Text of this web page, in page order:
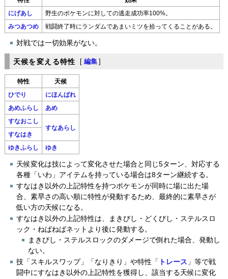
にげあし 野生のポケモンに対しての逃走成功率100%。
みつあつめ 戦闘終了時にランダムであまいミツを拾ってくることがある。
対戦では一切効果がない。
天候を変える特性 [ 編集 ]
特性 天候
ひでり にほんばれ
あめふらし あめ
すなおこし
すなあらし
すなはき
ゆきふらし ゆき
天候変化は技によって変化させた場合と同じ5ターン、対応する
各種「いわ」アイテムを持っている場合は8ターン継続する。
すなはき以外の上記特性を持つポケモンが同時に場に出た場
合、素早さの高い順に特性が発動するため、最終的に素早さが
低い方の天候になる。
すなはき以外の上記特性は、まきびし・どくびし・ステルスロ
ック・ねばねばネットより後に発動する。
まきびし・ステルスロックのダメージで倒れた場合、発動し
ない。
技「スキルスワップ」「なりきり」や特性「
トレース 」等で戦
闘中にすなはき以外の上記特性を獲得し、該当する天候に変化